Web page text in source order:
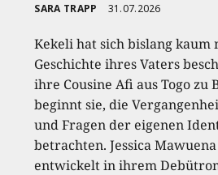
SARA TRAPP 31.07.2026
Kekeli hat sich bislang kaum
Geschichte ihres Vaters
ihre Cousine Afi aus Togo zu
beginnt sie, die
und Fragen der eigenen
betrachten. Jessica
entwickelt in ihrem